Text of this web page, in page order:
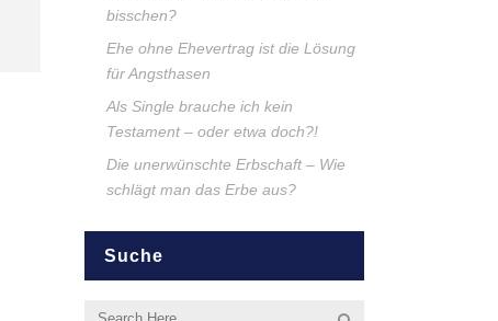
bisschen?
Ehe ohne Ehevertrag ist die Lösung
für Angsthasen
Als Single brauche ich kein
Testament – oder etwa doch?!
Die unerwünschte Erbschaft – Wie
schlägt man das Erbe aus?
Suche